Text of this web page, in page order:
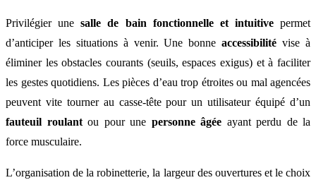
Privilégier unesalle de bain fonctionnelle et intuitivepermet
d’anticiper les situations à venir. Une bonneaccessibilité vise à
éliminer les obstacles courants (seuils, espaces exigus) et à faciliter
les gestes quotidiens. Les pièces d’eau trop étroites ou mal agencées
peuvent vite tourner au casse-tête pour un utilisateur équipé d’un
fauteuil roulantou pour une personne âgée ayant perdu de la
force musculaire.
L’organisation de la robinetterie, la largeur des ouvertures et le choix